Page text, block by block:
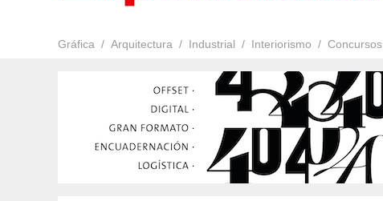
Gráfica Arquitectura Industrial Interiorismo Concursos